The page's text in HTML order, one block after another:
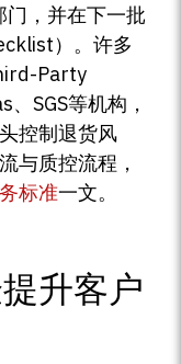
门，并在下一批
）。许多
Party
SGS等机构，
控制退货风
与质控流程，
标准一文。
升客户